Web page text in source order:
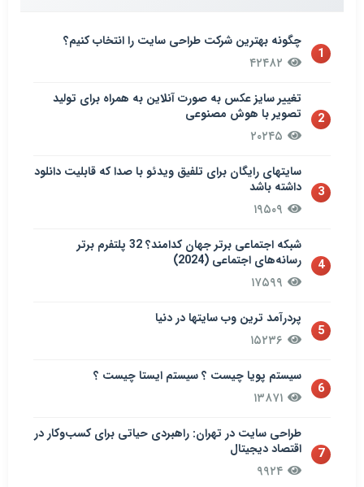
1
چگونه بهترین شرکت طراحی سایت را انتخاب کنیم؟
2
تغییر سایز عکس به صورت آنلاین به همراه برای تولید
تصویر با هوش مصنوعی
3
سایتهای رایگان برای تلفیق ویدئو با صدا که قابلیت دانلود
داشته باشد
4
شبکه اجتماعی برتر جهان کدامند؟ 32 پلتفرم برتر
رسانه‌های اجتماعی (2024)
5
پردرآمد ترین وب سایتها در دنیا
6
سيستم پويا چیست ؟ سيستم ایستا چیست ؟
۱۳۸۷۱
7
طراحی سایت در تهران: راهبردی حیاتی برای کسب‌وکار در
اقتصاد دیجیتال
۹۹۲۴